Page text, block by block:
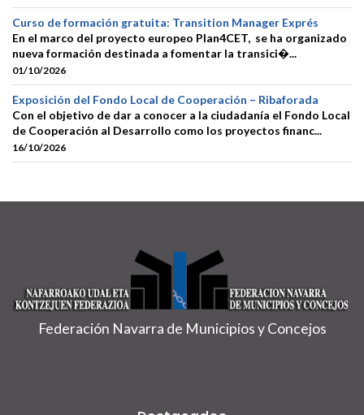
Curso de formación gratuita: Transition Manager Exprés
En el marco del proyecto europeo Plan4CET, se ha organizado
nueva formación destinada a fomentar la transici�...
01/10/2026
Exposición del Fondo Local de Cooperación – Ribaforada
Con el objetivo de dar a conocer a la ciudadanía el Fondo Local
de Cooperación al Desarrollo como los proyectos financ...
16/10/2026
Federación Navarra de Municipios y Concejos